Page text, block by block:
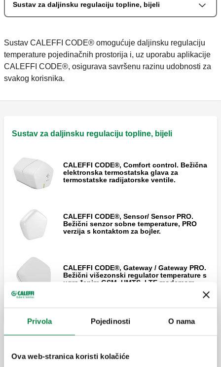
Privola Pojedinosti O nama
Ova web-stranica koristi kolačiće
Sustav za daljinsku regulaciju topline, bijeli
Sustav CALEFFI CODE® omogućuje daljinsku regulaciju
temperature pojedinačnih prostorija i, uz uporabu aplikacije
CALEFFI CODE®, osigurava savršenu razinu udobnosti za
svakog korisnika.
Sustav za daljinsku regulaciju topline, bijeli
CALEFFI CODE®, Comfort control. Bežična
elektronska termostatska glava za
termostatske radijatorske ventile.
CALEFFI CODE®, Sensor/ Sensor PRO.
Bežični senzor sobne temperature, PRO
verzija s kontaktom za bojler.
CALEFFI CODE®, Gateway / Gateway PRO.
Bežični višezonski regulator temperature s
ugrađenim GSM, UMTS, LTE modemom.
Sustav za daljinsku regulaciju topline, crni